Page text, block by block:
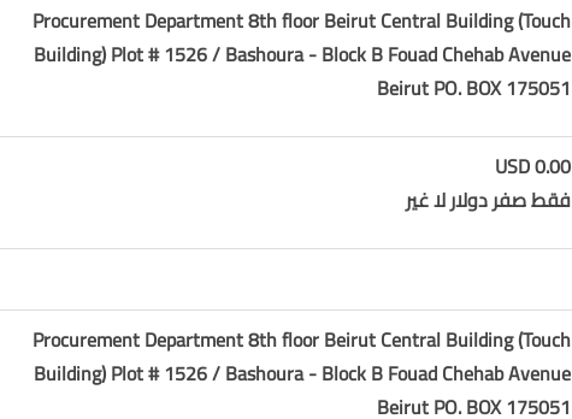
Procurement Department 8th floor Beirut Central Building (Touch
Building) Plot # 1526 / Bashoura - Block B Fouad Chehab Avenue
Beirut PO. BOX 175051
0.00 USD
فقط صفر دولار لا غير
Procurement Department 8th floor Beirut Central Building (Touch
Building) Plot # 1526 / Bashoura - Block B Fouad Chehab Avenue
Beirut PO. BOX 175051